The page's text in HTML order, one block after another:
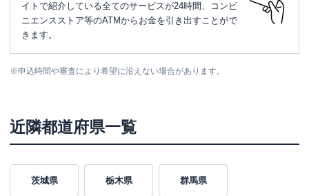
イトで紹介している全てのサービスが24時間、コンビ
ニエンスストア等のATMからお金を引き出すことがで
きます。
※申込時間や審査により希望に沿えない場合があります。
近隣都道府県一覧
茨城県 栃木県 群馬県